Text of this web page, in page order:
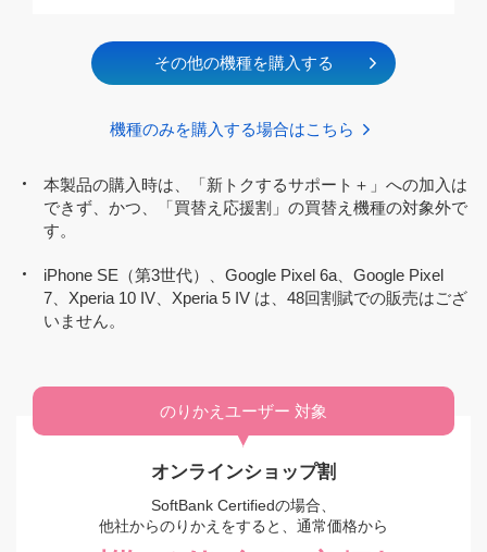
その他の機種を購入する
Google Pixel 6a
128GB
35,040円
他社（MNP）・LINEモバイルから
のりかえの場合
13,056
ワイモバイル・LINEMOから
のりかえ（番号移行）の場合
購入する
認定整備済み価格
39,120
Xperia 5 IV
37,440円
他社（MNP）・LINEモバイルから
のりかえの場合
15,456
ワイモバイル・LINEMOから
のりかえ（番号移行）の場合
購入する
認定整備済み価格
21,600
機種のみを購入する場合はこちら
本製品の購入時は、「新トクするサポート＋」への加入は
できず、かつ、「買替え応援割」の買替え機種の対象外で
す。
iPhone SE（第3世代）、Google Pixel 6a、Google Pixel
7、Xperia 10 IV、Xperia 5 IV は、48回割賦での販売はござ
いません。
のりかえユーザー 対象
オンラインショップ割
SoftBank Certifiedの場合、
他社からのりかえをすると、通常価格から